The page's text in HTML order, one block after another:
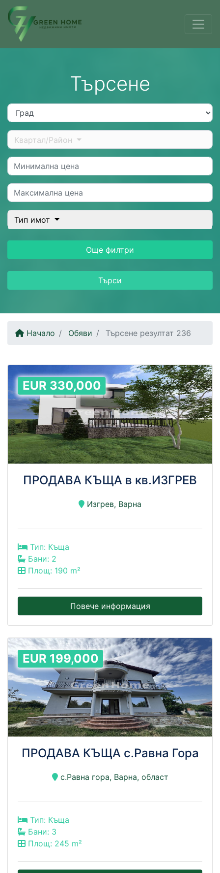
Търсене
Квартал/Район
Тип имот
Още филтри
Търси
Начало Обяви Търсене резултат 236
EUR 330,000
ПРОДАВА КЪЩА в кв.ИЗГРЕВ
Изгрев, Варна
Тип: Къща
Бани: 2
Площ: 190 m²
Повече информация
EUR 199,000
ПРОДАВА КЪЩА с.Равна Гора
с.Равна гора, Варна, област
Тип: Къща
Бани: 3
Площ: 245 m²